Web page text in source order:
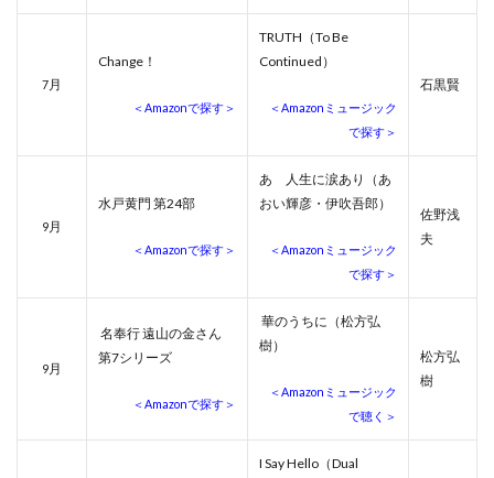
7月
Change！
＜Amazonで探す＞
TRUTH（To Be
Continued）
＜Amazonミュージック
で探す＞
石黒賢
9月
水戸黄門 第24部
＜Amazonで探す＞
あゝ人生に涙あり（あ
おい輝彦・伊吹吾郎）
＜Amazonミュージック
で探す＞
佐野浅
夫
9月
名奉行 遠山の金さん
第7シリーズ
＜Amazonで探す＞
華のうちに（松方弘
樹）
＜Amazonミュージック
で聴く＞
松方弘
樹
I Say Hello（Dual